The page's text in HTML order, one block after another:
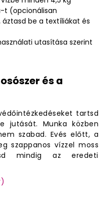
t (opcionálisan
be a textíliákat és
utasítása szerint
és a
tartsd
jutását. Munka közben
szabad. Evés előtt, a
szappanos vízzel moss
mindig az eredeti